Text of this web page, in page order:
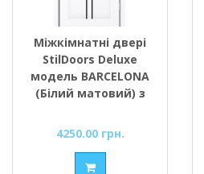
Міжкімнатні двері
StilDoors Deluxe
модель BARCELONA
(Білий матовий) з
4250.00 грн.